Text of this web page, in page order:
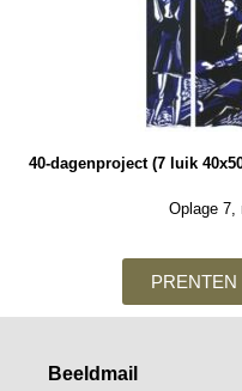
40-dagenproject (7 luik
Oplage 7,
Beeldmail